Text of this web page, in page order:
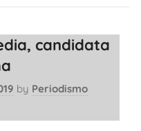
candidata
by Periodismo